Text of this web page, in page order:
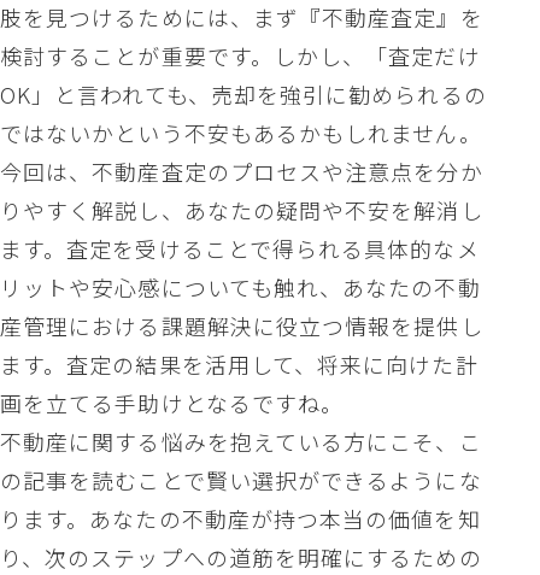
肢を見つけるためには、まず『不動産査定』を
検討することが重要です。しかし、「査定だけ
OK」と言われても、売却を強引に勧められるの
ではないかという不安もあるかもしれません。
今回は、不動産査定のプロセスや注意点を分か
りやすく解説し、あなたの疑問や不安を解消し
ます。査定を受けることで得られる具体的なメ
リットや安心感についても触れ、あなたの不動
産管理における課題解決に役立つ情報を提供し
ます。査定の結果を活用して、将来に向けた計
画を立てる手助けとなるですね。
不動産に関する悩みを抱えている方にこそ、こ
の記事を読むことで賢い選択ができるようにな
ります。あなたの不動産が持つ本当の価値を知
り、次のステップへの道筋を明確にするための